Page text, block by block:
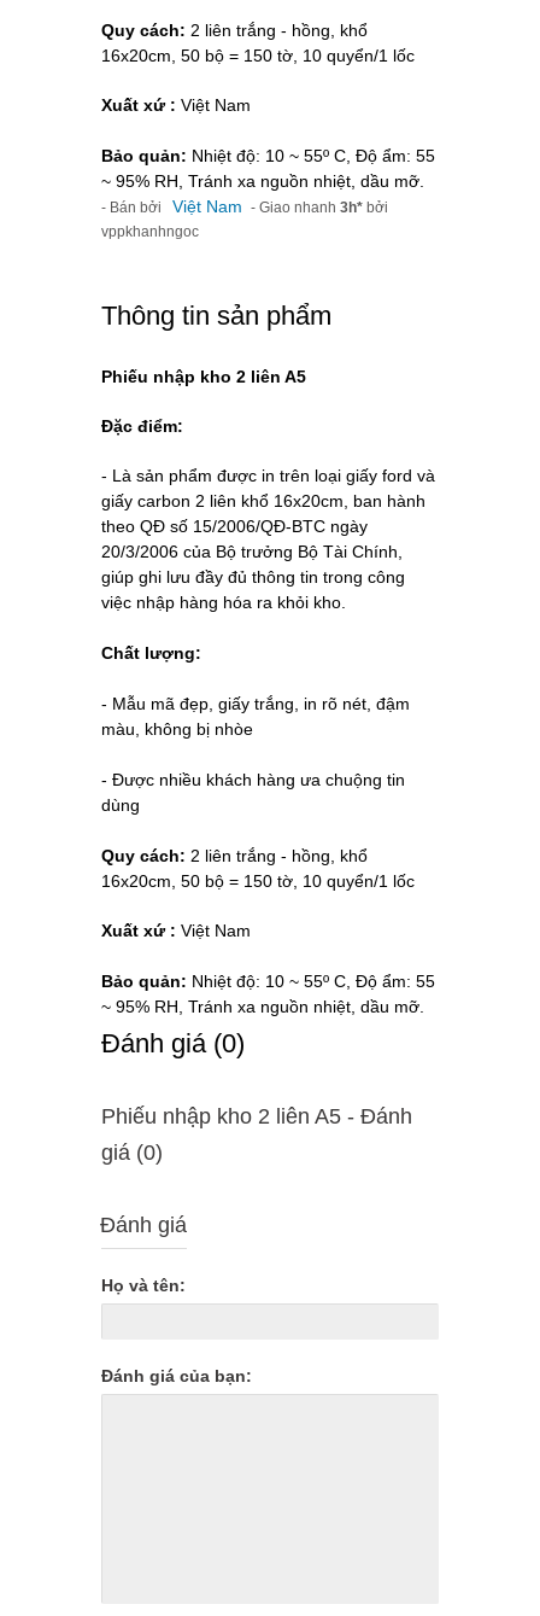
Quy cách: 2 liên trắng - hồng, khổ
16x20cm, 50 bộ = 150 tờ, 10 quyển/1 lốc
Xuất xứ : Việt Nam
Bảo quản: Nhiệt độ: 10 ~ 55º C, Độ ẩm: 55
~ 95% RH, Tránh xa nguồn nhiệt, dầu mỡ.
- Bán bởi Việt Nam - Giao nhanh 3h* bởi
vppkhanhngoc
Thông tin sản phẩm
Phiếu nhập kho 2 liên A5
Đặc điểm:
- Là sản phẩm được in trên loại giấy ford và
giấy carbon 2 liên khổ 16x20cm, ban hành
theo QĐ số 15/2006/QĐ-BTC ngày
20/3/2006 của Bộ trưởng Bộ Tài Chính,
giúp ghi lưu đầy đủ thông tin trong công
việc nhập hàng hóa ra khỏi kho.
Chất lượng:
- Mẫu mã đẹp, giấy trắng, in rõ nét, đậm
màu, không bị nhòe
- Được nhiều khách hàng ưa chuộng tin
dùng
Quy cách: 2 liên trắng - hồng, khổ
16x20cm, 50 bộ = 150 tờ, 10 quyển/1 lốc
Xuất xứ : Việt Nam
Bảo quản: Nhiệt độ: 10 ~ 55º C, Độ ẩm: 55
~ 95% RH, Tránh xa nguồn nhiệt, dầu mỡ.
Ðánh giá (0)
Phiếu nhập kho 2 liên A5 - Ðánh
giá (0)
Đánh giá
Họ và tên:
Đánh giá của bạn: